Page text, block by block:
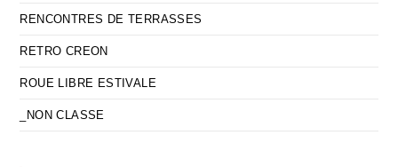
RENCONTRES DE TERRASSES
RETRO CREON
ROUE LIBRE ESTIVALE
_NON CLASSE